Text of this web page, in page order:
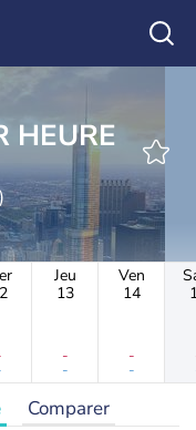
HEURE
Jeu
13
-
-
Ven
14
-
-
Comparer